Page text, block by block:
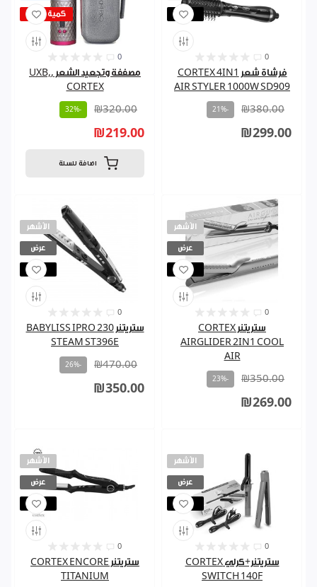
كمية قليلة
0
مصففة وتجعيد الشعر ,UXB,
CORTEX
₪320.00
-32%
₪219.00
اضافة للسلة
مباع
0
فرشاة شعر CORTEX 4IN1
AIR STYLER 1000W SD909
₪380.00
-21%
₪299.00
الأشهر
عرض
مباع
0
ستريتنر BABYLISS IPRO 230
STEAM ST396E
₪470.00
-26%
₪350.00
الأشهر
عرض
مباع
0
ستريتنر CORTEX
AIRGLIDER 2IN1 COOL
AIR
₪350.00
-23%
₪269.00
الأشهر
عرض
مباع
0
ستريتنر CORTEX ENCORE
TITANIUM
الأشهر
عرض
مباع
0
ستريتنر+كرلي CORTEX
SWITCH 140F